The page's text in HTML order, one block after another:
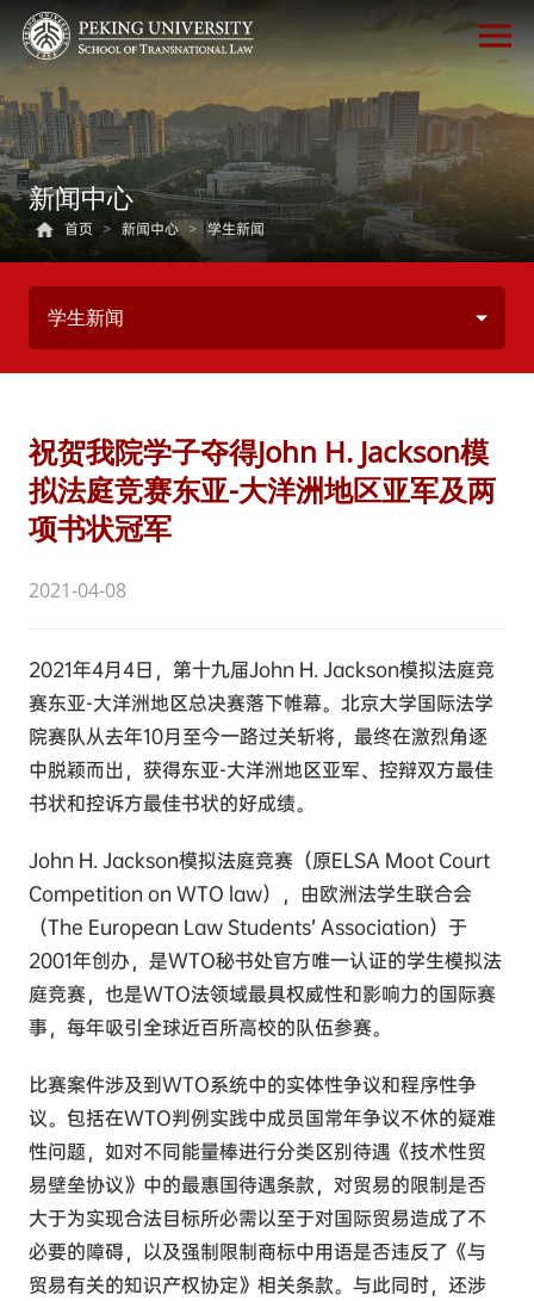
新闻中心
首页 > 新闻中心 > 学生新闻
学生新闻
祝贺我院学子夺得John H. Jackson模
拟法庭竞赛东亚-大洋洲地区亚军及两
项书状冠军
2021-04-08
2021年4月4日，第十九届John H. Jackson模拟法庭竞
赛东亚-大洋洲地区总决赛落下帷幕。北京大学国际法学
院赛队从去年10月至今一路过关斩将，最终在激烈角逐
中脱颖而出，获得东亚-大洋洲地区亚军、控辩双方最佳
书状和控诉方最佳书状的好成绩。
John H. Jackson模拟法庭竞赛（原ELSA Moot Court
Competition on WTO law），由欧洲法学生联合会
（The European Law Students’ Association）于
2001年创办，是WTO秘书处官方唯一认证的学生模拟法
庭竞赛，也是WTO法领域最具权威性和影响力的国际赛
事，每年吸引全球近百所高校的队伍参赛。
比赛案件涉及到WTO系统中的实体性争议和程序性争
议。包括在WTO判例实践中成员国常年争议不休的疑难
性问题，如对不同能量棒进行分类区别待遇《技术性贸
易壁垒协议》中的最惠国待遇条款，对贸易的限制是否
大于为实现合法目标所必需以至于对国际贸易造成了不
必要的障碍，以及强制限制商标中用语是否违反了《与
贸易有关的知识产权协定》相关条款。与此同时，还涉